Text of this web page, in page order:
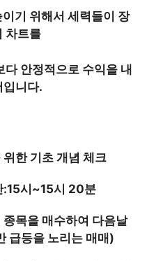
기 위해서 세력들이 장
차트를
다 안정적으로 수익을 내
입니다.
한 기초 개념 체크
:15시~15시 20분
목을 매수하여 다음날
급등을 노리는 매매)